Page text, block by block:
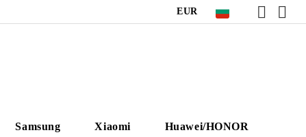
EUR
Samsung Xiaomi Huawei/HONOR